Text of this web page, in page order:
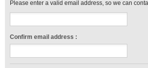
Please enter a valid email address, so we can
Confirm email address :